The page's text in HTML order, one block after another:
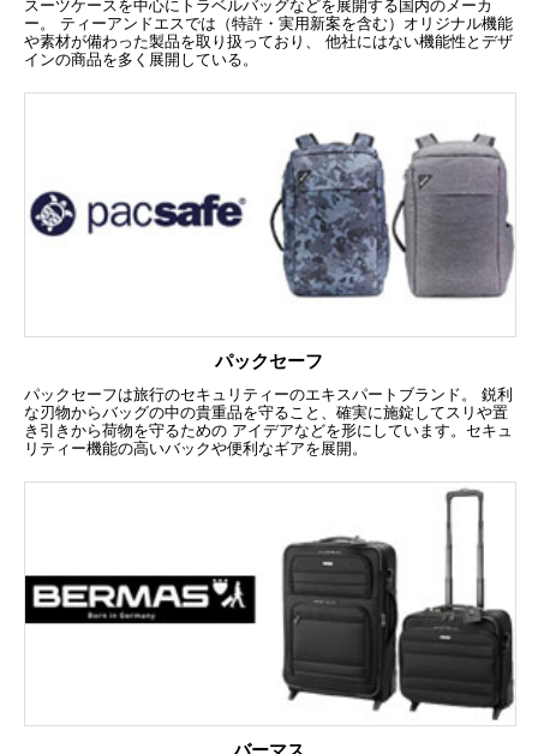
スーツケースを中心にトラベルバッグなどを展開する国内のメーカ
ー。 ティーアンドエスでは（特許・実用新案を含む）オリジナル機能
や素材が備わった製品を取り扱っており、 他社にはない機能性とデザ
インの商品を多く展開している。
パックセーフ
パックセーフは旅行のセキュリティーのエキスパートブランド。 鋭利
な刃物からバッグの中の貴重品を守ること、確実に施錠してスリや置
き引きから荷物を守るための アイデアなどを形にしています。セキュ
リティー機能の高いバックや便利なギアを展開。
バーマス